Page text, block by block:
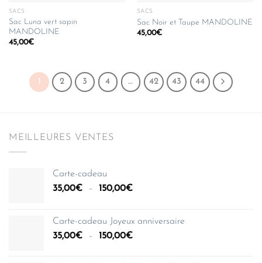
SACS
Sac Luna vert sapin
MANDOLINE
45,00€
SACS
Sac Noir et Taupe MANDOLINE
45,00€
1 2 3 4 … 42 43 44
MEILLEURES VENTES
Carte-cadeau
35,00€ – 150,00€Plage
35,00€
à
Carte-cadeau Joyeux anniversaire
35,00€ – 150,00€Plage